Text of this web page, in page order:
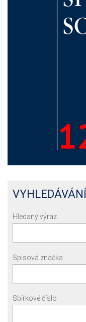
VYHLEDÁVÁNÍ
Hledaný výraz
Spisová značka
Sbírkové číslo